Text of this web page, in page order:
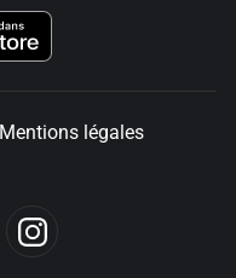
Mentions légales